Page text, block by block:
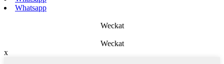
Whatsapp
Weckat
Weckat
x